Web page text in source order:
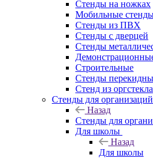
Стенды на ножках
Мобильные
Стенды из ПВХ
Стенды с дверцей
Стенды
Строительные
Стенды
Стенд из оргстекла
Стенды для организаций
Назад
Стенды для
Для школы
Назад
Для школы